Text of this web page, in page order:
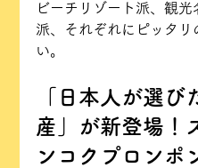
ビーチリゾート派、観
派、それぞれにピッタリ
い。
「日本人が選び
産」が新登場！
ンコクプロンポ